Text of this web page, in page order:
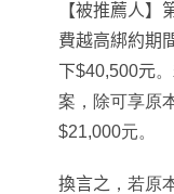
【被推薦人】
費越高綁約期
下$40,500元
案，除可享原
$21,000元。
換言之 ，若原